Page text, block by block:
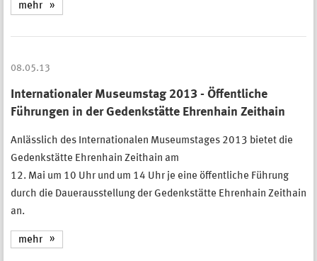
mehr
08.05.13
Internationaler Museumstag 2013 - Öffentliche
Führungen in der Gedenkstätte Ehrenhain Zeithain
Anlässlich des Internationalen Museumstages 2013 bietet die
Gedenkstätte Ehrenhain Zeithain am
12. Mai um 10 Uhr und um 14 Uhr je eine öffentliche Führung
durch die Dauerausstellung der Gedenkstätte Ehrenhain Zeithain
an.
mehr